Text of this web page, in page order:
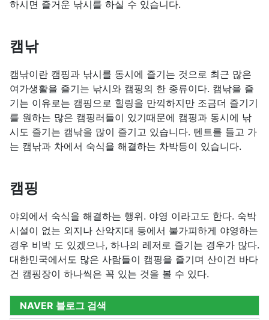
하시면 즐거운 낚시를 하실 수 있습니다.
캠낚
캠낚이란 캠핑과 낚시를 동시에 즐기는 것으로 최근 많은
여가생활을 즐기는 낚시와 캠핑의 한 종류이다. 캠낚을 즐
기는 이유로는 캠핑으로 힐링을 만끽하지만 조금더 즐기기
를 원하는 많은 캠핑러들이 있기때문에 캠핑과 동시에 낚
시도 즐기는 캠낚을 많이 즐기고 있습니다. 텐트를 들고 가
는 캠낚과 차에서 숙식을 해결하는 차박등이 있습니다.
캠핑
야외에서 숙식을 해결하는 행위. 야영 이라고도 한다. 숙박
시설이 없는 외지나 산악지대 등에서 불가피하게 야영하는
경우 비박 도 있겠으나, 하나의 레저로 즐기는 경우가 많다.
대한민국에서도 많은 사람들이 캠핑을 즐기며 산이건 바다
건 캠핑장이 하나씩은 꼭 있는 것을 볼 수 있다.
NAVER 블로그 검색